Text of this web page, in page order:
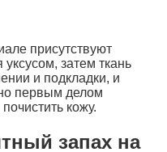
присутствуют
затем ткань
и подкладки, и
первым делом
кожу.
запах на